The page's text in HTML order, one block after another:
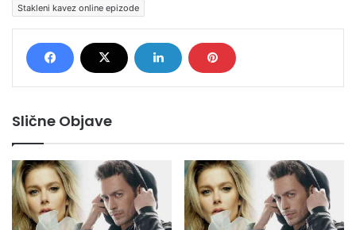
Stakleni kavez online epizode
Slične Objave